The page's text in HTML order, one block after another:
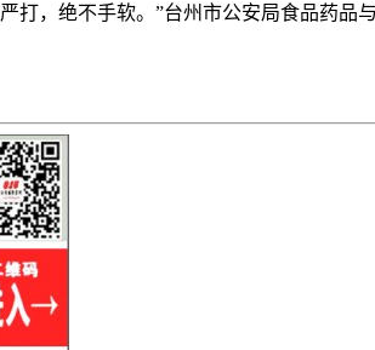
，绝不手软。”台州市公安局食品药品